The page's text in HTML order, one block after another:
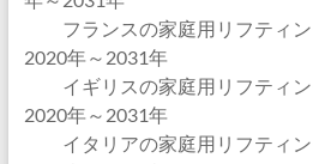
フランスの家庭用リフティン
2020年～2031年
イギリスの家庭用リフティン
2020年～2031年
イタリアの家庭用リフティン